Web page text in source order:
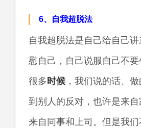
6、自我超脱法
自我超脱法是自己给自己
慰自己，自己说服自己不要
很多时候 ，我们说的话、
到别人的反对，也许是来
来自同事和上司。但是我